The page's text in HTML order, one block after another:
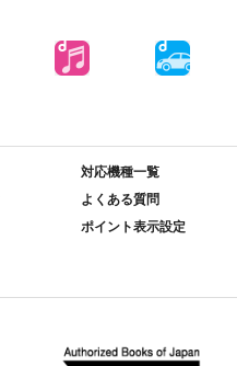
対応機種一覧
よくある質問
ポイント表示設定